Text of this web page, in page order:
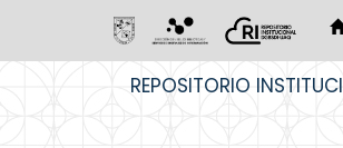
REPOSITORIO